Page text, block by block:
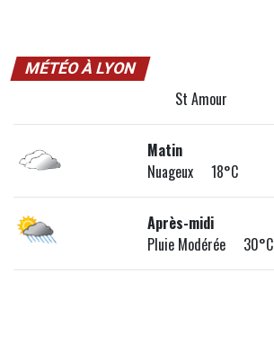
MÉTÉO À LYON
St Amour
Matin
Nuageux 18°C
Après-midi
Pluie Modérée 30°C